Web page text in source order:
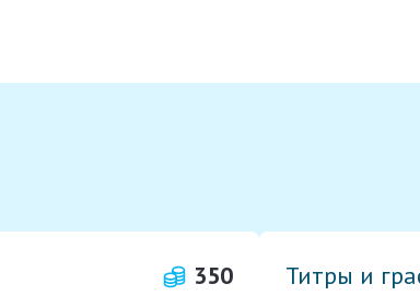
350 Титры и